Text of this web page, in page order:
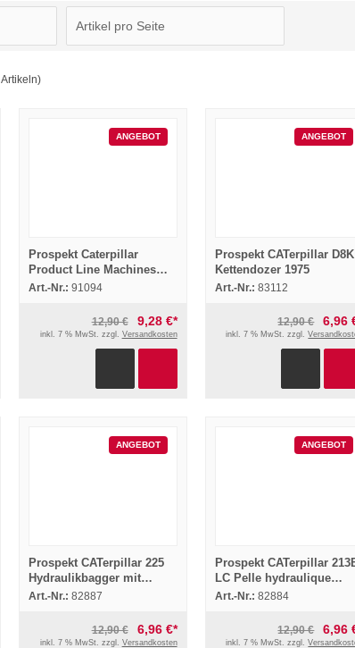
Artikeln)
ANGEBOT
Prospekt Caterpillar
Product Line Machines
Engines Work Tools 2004
Art.-Nr.: 91094
12,90 € 9,28 €*
inkl. 7 % MwSt. zzgl. Versandkosten
ANGEBOT
Prospekt CATerpillar D8K
Kettendozer 1975
Art.-Nr.: 83112
12,90 € 6,96
inkl. 7 % MwSt. zzgl.
ANGEBOT
Prospekt CATerpillar 225
Hydraulikbagger mit
Greifer ca 1993
Art.-Nr.: 82887
12,90 € 6,96 €*
inkl. 7 % MwSt. zzgl. Versandkosten
ANGEBOT
Prospekt CATerpillar
LC Pelle hydraulique
4/1988 in französisch
Art.-Nr.: 82884
12,90 € 6,96
inkl. 7 % MwSt. zzgl.